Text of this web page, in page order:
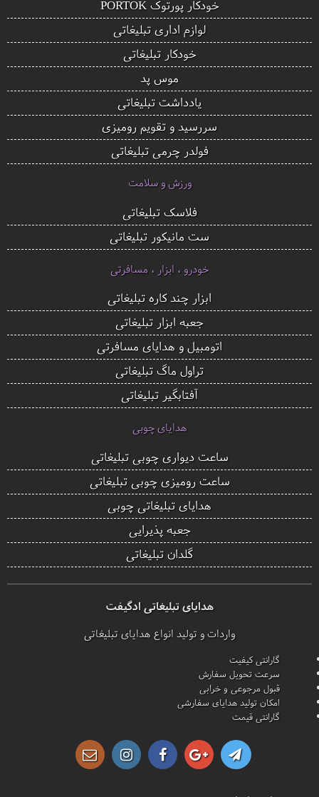
خودکار پورتوک PORTOK
لوازم اداری تبلیغاتی
خودکار تبلیغاتی
موس پد
یادداشت تبلیغاتی
سررسید و تقویم رومیزی
فولدر چرمی تبلیغاتی
ورزش و سلامت
فلاسک تبلیغاتی
ست مانیکور تبلیغاتی
خودرو ، ابزار ، مسافرتی
ابزار چند کاره تبلیغاتی
جعبه ابزار تبلیغاتی
اتومبیل و هدایای مسافرتی
تراول ماگ تبلیغاتی
آفتابگیر تبلیغاتی
هدایای چوبی
ساعت دیواری چوبی تبلیغاتی
ساعت رومیزی چوبی تبلیغاتی
هدایای تبلیغاتی چوبی
جعبه پذیرایی
گلدان تبلیغاتی
هدایای تبلیغاتی ادگیفت
واردات و تولید انواع هدایای تبلیغاتی
گارانتی کیفیت
سرعت تحویل سفارش
قبول مرجوعی و خرابی
امکان تولید هدایای سفارشی
گارانتی قیمت